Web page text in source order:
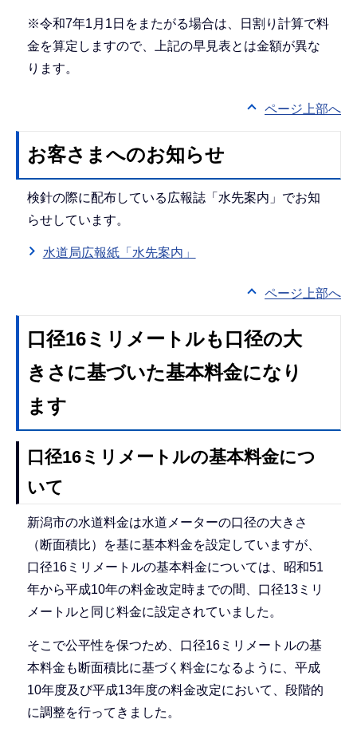
※令和7年1月1日をまたがる場合は、日割り計算で料
金を算定しますので、上記の早見表とは金額が異な
ります。
ページ上部へ
お客さまへのお知らせ
検針の際に配布している広報誌「水先案内」でお知
らせしています。
水道局広報紙「水先案内」
ページ上部へ
口径16ミリメートルも口径の大
きさに基づいた基本料金になり
ます
口径16ミリメートルの基本料金につ
いて
新潟市の水道料金は水道メーターの口径の大きさ
（断面積比）を基に基本料金を設定していますが、
口径16ミリメートルの基本料金については、昭和51
年から平成10年の料金改定時までの間、口径13ミリ
メートルと同じ料金に設定されていました。
そこで公平性を保つため、口径16ミリメートルの基
本料金も断面積比に基づく料金になるように、平成
10年度及び平成13年度の料金改定において、段階的
に調整を行ってきました。